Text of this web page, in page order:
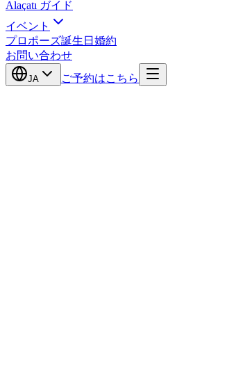
Alaçatı ガイド
イベント
プロポーズ誕生日 婚約
お問い合わせ
JA ご予約はこちら